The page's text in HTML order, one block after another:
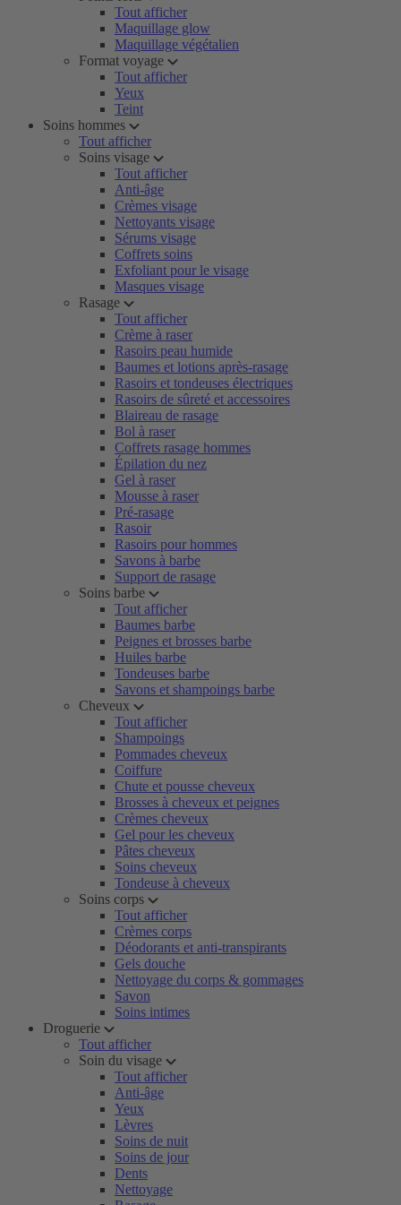
Tout afficher
Maquillage glow
Maquillage végétalien
Format voyage
Tout afficher
Yeux
Teint
Soins hommes
Tout afficher
Soins visage
Tout afficher
Anti-âge
Crèmes visage
Nettoyants visage
Sérums visage
Coffrets soins
Exfoliant pour le visage
Masques visage
Rasage
Tout afficher
Crème à raser
Rasoirs peau humide
Baumes et lotions après-rasage
Rasoirs et tondeuses électriques
Rasoirs de sûreté et accessoires
Blaireau de rasage
Bol à raser
Coffrets rasage hommes
Épilation du nez
Gel à raser
Mousse à raser
Pré-rasage
Rasoir
Rasoirs pour hommes
Savons à barbe
Support de rasage
Soins barbe
Tout afficher
Baumes barbe
Peignes et brosses barbe
Huiles barbe
Tondeuses barbe
Savons et shampoings barbe
Cheveux
Tout afficher
Shampoings
Pommades cheveux
Coiffure
Chute et pousse cheveux
Brosses à cheveux et peignes
Crèmes cheveux
Gel pour les cheveux
Pâtes cheveux
Soins cheveux
Tondeuse à cheveux
Soins corps
Tout afficher
Crèmes corps
Déodorants et anti-transpirants
Gels douche
Nettoyage du corps & gommages
Savon
Soins intimes
Droguerie
Tout afficher
Soin du visage
Tout afficher
Anti-âge
Yeux
Lèvres
Soins de nuit
Soins de jour
Dents
Nettoyage